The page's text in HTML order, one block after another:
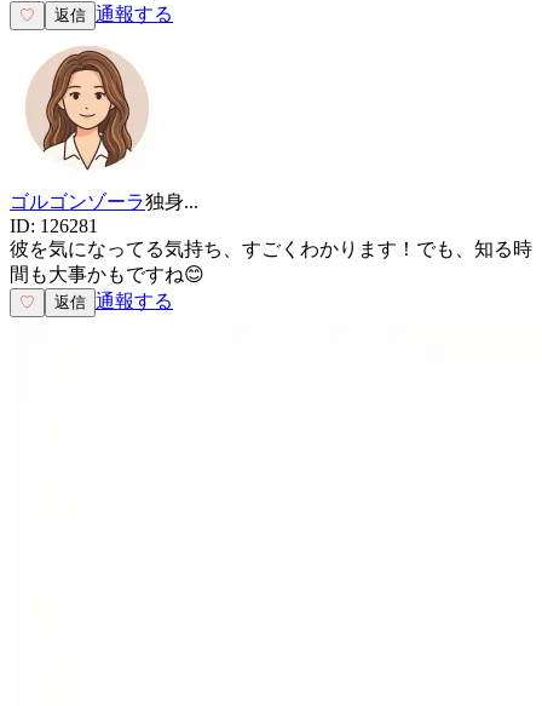
♡ 返信 通報する
ゴルゴンゾーラ独身...
ID: 126281
彼を気になってる気持ち、すごくわかります！でも、知る時
間も大事かもですね😊
♡ 返信 通報する